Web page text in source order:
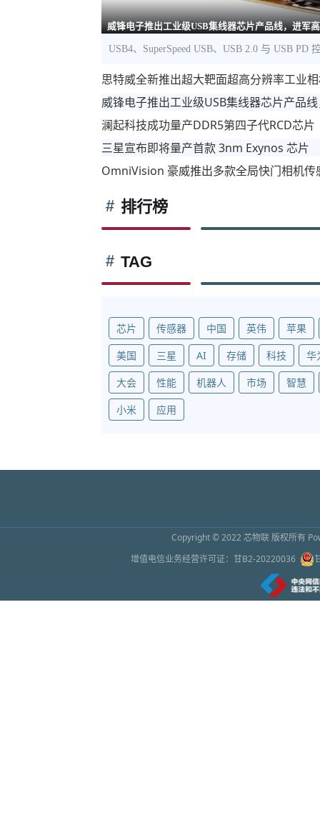
威锋电子推出工业级USB集线器芯片产品线，进军
USB4、SuperSpeed USB、USB 2.0 与 USB
思特威全新推出超大靶面超高分辨率工业
威锋电子推出工业级USB集线器芯片产品
澜起科技成功量产DDR5第四子代RCD芯片
三星宣布即将量产首款 3nm Exynos 芯片
OmniVision 豪威推出多款全局快门相机
排行榜
TAG
芯片 传感器 中国 英伟
苹果
美国
三星 AI 存储 科技
华
大会
性能 机器人 市场
智慧
小米
应用
Copyright © 2022 芯物联版权所有
增值电信业务经营许可证： 甘B2-20220036